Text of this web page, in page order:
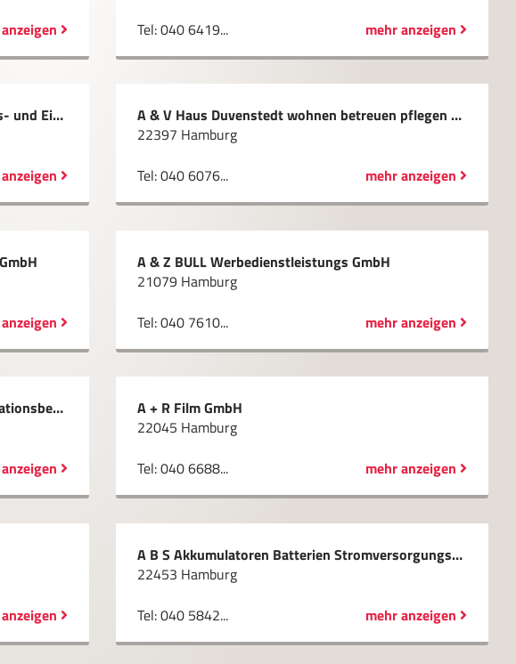
Tel: 040 6419...
mehr anzeigen
A & SD Acoustic & Sound Design Vertriebs- und Einrichtungs GmbH
A & V Haus Duvenstedt wohnen betreuen pflegen GmbH
22397 Hamburg
Tel: 040 6076...
mehr anzeigen
A & Z BULL Werbedienstleistungs GmbH
21079 Hamburg
Tel: 040 7610...
mehr anzeigen
a + o angelika oplesch Ges. für Kommunikationsberatung mbH
A + R Film GmbH
22045 Hamburg
Tel: 040 6688...
mehr anzeigen
A B S Akkumulatoren Batterien Stromversorgungssysteme GmbH
22453 Hamburg
Tel: 040 5842...
mehr anzeigen